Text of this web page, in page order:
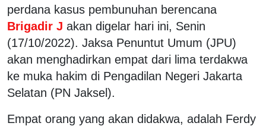
perdana kasus pembunuhan berencana
Brigadir J akan digelar hari ini, Senin
(17/10/2022). Jaksa Penuntut Umum (JPU)
akan menghadirkan empat dari lima terdakwa
ke muka hakim di Pengadilan Negeri Jakarta
Selatan (PN Jaksel).
Empat orang yang akan didakwa, adalah Ferdy